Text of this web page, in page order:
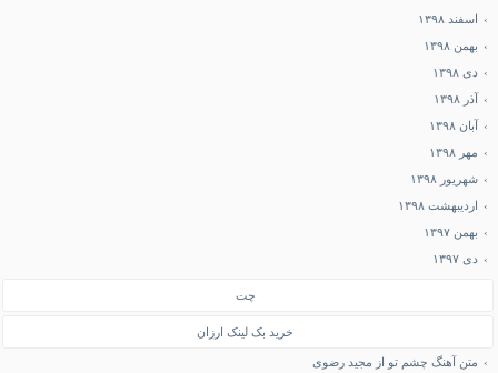
اسفند ۱۳۹۸
بهمن ۱۳۹۸
دی ۱۳۹۸
آذر ۱۳۹۸
آبان ۱۳۹۸
مهر ۱۳۹۸
شهریور ۱۳۹۸
اردیبهشت ۱۳۹۸
بهمن ۱۳۹۷
دی ۱۳۹۷
چت
خرید بک لینک ارزان
متن آهنگ چشم تو از مجید رضوی